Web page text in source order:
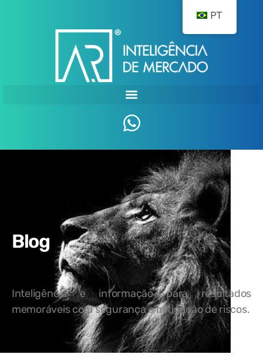
Blog
Inteligência e informação para resultados
memoráveis com segurança e mitigação de riscos.
PT